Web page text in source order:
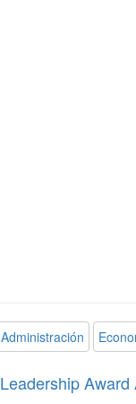
Administración
Leadership